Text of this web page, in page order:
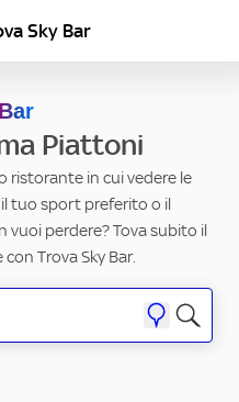
Sky Bar
Piattoni
ristorante in cui vedere le
tuo sport preferito o il
vuoi perdere? Tova subito il
Trova Sky Bar.